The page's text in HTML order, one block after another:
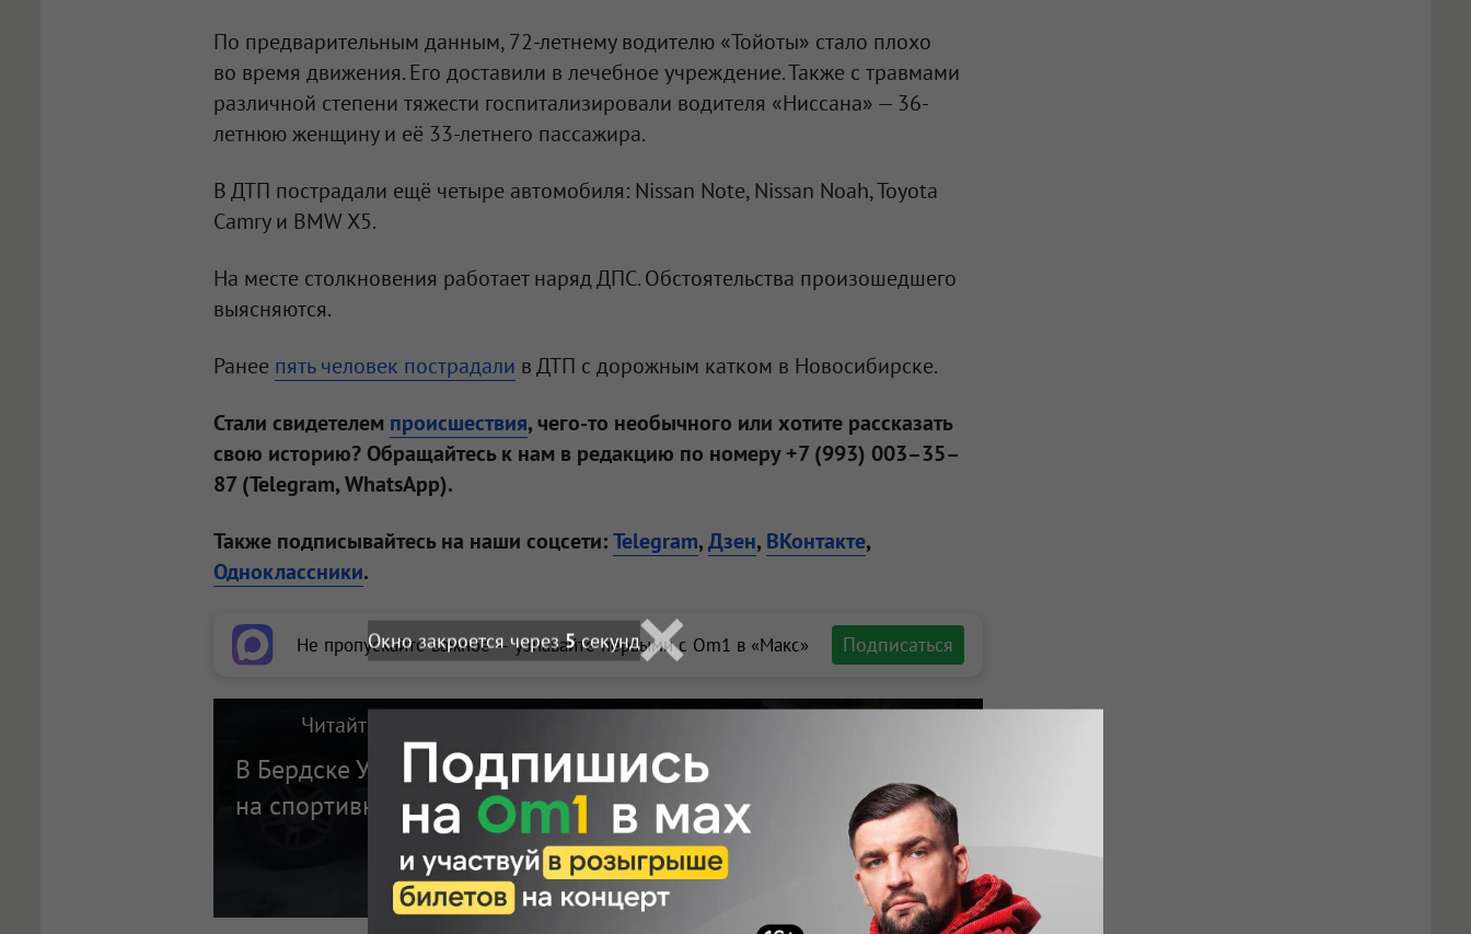
По предварительным данным, 72-летнему водителю «Тойоты» стало плохо
во время движения. Его доставили в лечебное учреждение. Также с травмами
различной степени тяжести госпитализировали водителя «Ниссана» — 36-
летнюю женщину и её 33-летнего пассажира.
В ДТП пострадали ещё четыре автомобиля: Nissan Note, Nissan Noah, Toyota
Camry и BMW X5.
На месте столкновения работает наряд ДПС. Обстоятельства произошедшего
выясняются.
Ранее пять человек пострадали в ДТП с дорожным катком в Новосибирске.
Стали свидетелем происшествия, чего-то необычного или хотите рассказать
свою историю? Обращайтесь к нам в редакцию по номеру +7 (993) 003–35–
87 (Telegram, WhatsApp).
Также подписывайтесь на наши соцсети:Telegram,Дзен, ВКонтакте,
Одноклассники.
Не пропускайте важное — узнавайте первыми с Om1 в «Макс» Подписаться
Читайте также на портале Om1.ru
В Бердске УАЗ сбил двух подростков
на спортивном мотоцикле
Окно закроется через3секунд